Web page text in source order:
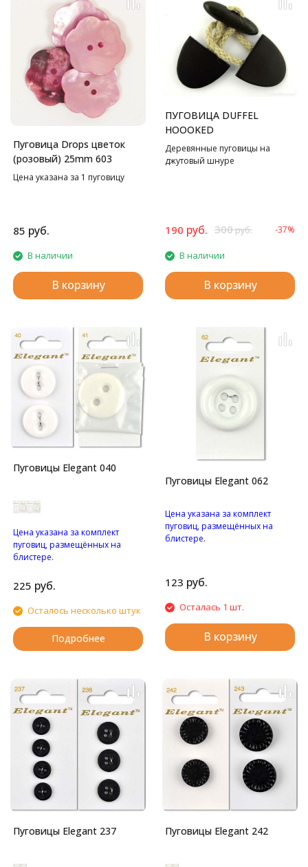
Пуговица Drops цветок
(розовый) 25mm 603
Цена указана за 1 пуговицу
85 руб.
В наличии
В корзину
ПУГОВИЦА DUFFEL
HOOOKED
Деревянные пуговицы на
джутовый шнуре
190 руб. 300руб. -37%
В наличии
В корзину
Пуговицы Elegant 040
Цена указана за комплект
пуговиц, размещённых на
блистере.
отверстиями.
225 руб.
Осталось несколько штук
Подробнее
Пуговицы Elegant 062
Цена указана за комплект
пуговиц, размещённых на
блистере.
123 руб.
Осталась 1 шт.
В корзину
Пуговицы Elegant 237 Пуговицы Elegant 242